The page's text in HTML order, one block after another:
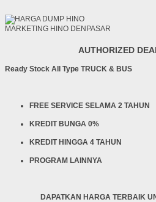
MARKETING HINO DENPASAR
AUTHORIZED
Ready Stock All Type TRUCK & BUS
FREE SERVICE SELAMA 2 TAHUN
KREDIT BUNGA 0%
KREDIT HINGGA 4 TAHUN
PROGRAM LAINNYA
DAPATKAN HARGA TERBAIK